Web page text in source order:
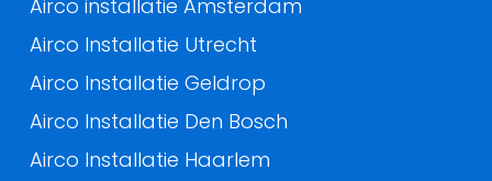
Airco installatie Amsterdam
Airco Installatie Utrecht
Airco Installatie Geldrop
Airco Installatie Den Bosch
Airco Installatie Haarlem